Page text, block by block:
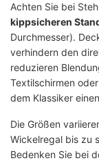
Achten Sie bei
kippsicheren
Durchmesser).
verhindern den
reduzieren
Textilschirmen
dem Klassiker
Die Größen
Wickelregal bis zu
Bedenken Sie bei